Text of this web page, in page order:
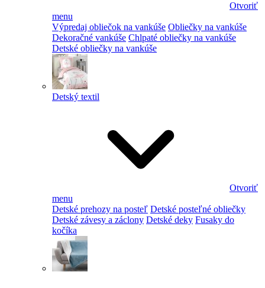
Otvoriť
menu
Výpredaj obliečok na vankúše Obliečky na vankúše
Dekoračné vankúše Chlpaté obliečky na vankúše
Detské obliečky na vankúše
Detský textil
Otvoriť
menu
Detské prehozy na posteľ Detské posteľné obliečky
Detské závesy a záclony Detské deky Fusaky do
kočíka